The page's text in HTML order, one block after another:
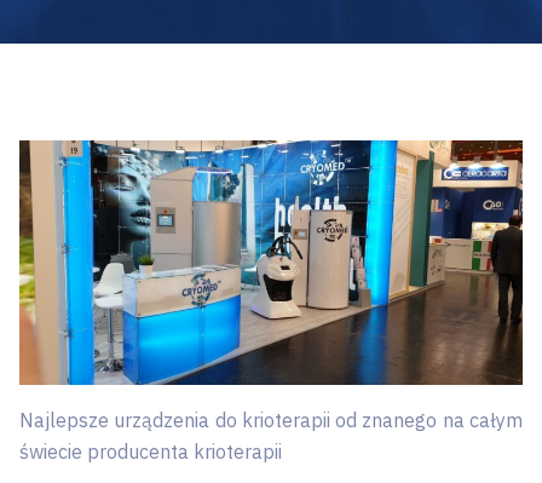
Najlepsze urządzenia do krioterapii od znanego na całym
świecie producenta krioterapii